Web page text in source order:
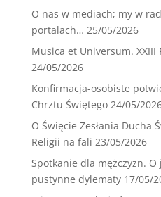
O nas w mediach; my w
portalach… 25/05/2026
Musica et Universum.
24/05/2026
Konfirmacja-osobiste
Chrztu Świętego 24/05/
O Święcie Zesłania Ducha
Religii na fali 23/05/2026
Spotkanie dla mężczyzn.
pustynne dylematy 17/05/